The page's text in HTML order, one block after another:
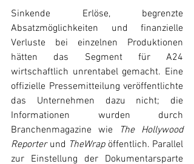
Sinkende Erlöse, begrenzte
Absatzmöglichkeiten und finanzielle
Verluste bei einzelnen Produktionen
hätten das Segment für A24
wirtschaftlich unrentabel gemacht. Eine
offizielle Pressemitteilung veröffentlichte
das Unternehmen dazu nicht; die
Informationen wurden durch
Branchenmagazine wie
The Hollywood
Reporter und TheWrap öffentlich. Parallel
zur Einstellung der Dokumentarsparte